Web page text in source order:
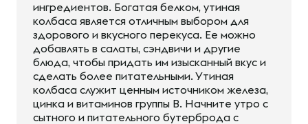
ингредиентов. Богатая белком, утиная
колбаса является отличным выбором для
здорового и вкусного перекуса. Ее можно
добавлять в салаты, сэндвичи и другие
блюда, чтобы придать им изысканный вкус и
сделать более питательными. Утиная
колбаса служит ценным источником железа,
цинка и витаминов группы B. Начните утро с
сытного и питательного бутерброда с